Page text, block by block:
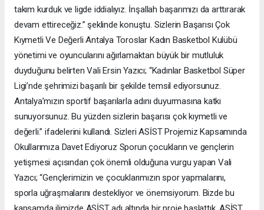
takım kurduk ve ligde iddialıyız. İnşallah başarımızı da arttırarak
devam ettireceğiz.” şeklinde konuştu. Sizlerin Başarısı Çok
Kıymetli Ve Değerli Antalya Toroslar Kadın Basketbol Kulübü
yönetimi ve oyuncularını ağırlamaktan büyük bir mutluluk
duyduğunu belirten Vali Ersin Yazıcı; “Kadınlar Basketbol Süper
Ligi’nde şehrimizi başarılı bir şekilde temsil ediyorsunuz.
Antalya’mızın sportif başarılarla adını duyurmasına katkı
sunuyorsunuz. Bu yüzden sizlerin başarısı çok kıymetli ve
değerli.” ifadelerini kullandı. Sizleri ASİST Projemiz Kapsamında
Okullarımıza Davet Ediyoruz Sporun çocukların ve gençlerin
yetişmesi açısından çok önemli olduğuna vurgu yapan Vali
Yazıcı; “Gençlerimizin ve çocuklarımızın spor yapmalarını,
sporla uğraşmalarını destekliyor ve önemsiyorum. Bizde bu